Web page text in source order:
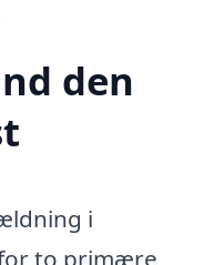
den
i
to primære